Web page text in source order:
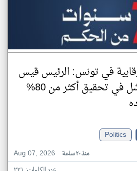
في تونس: الرئيس قيس
سعيد فشل في تحقيق أكثر من 80%
Politics
Aug 07, 2026
منذ ٢٠ ساعة